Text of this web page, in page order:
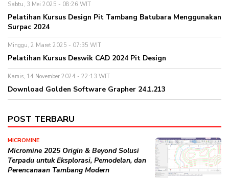
Sabtu, 3 Mei 2025 - 08:26 WIT
Pelatihan Kursus Design Pit Tambang Batubara Menggunakan
Surpac 2024
Minggu, 2 Maret 2025 - 07:35 WIT
Pelatihan Kursus Deswik CAD 2024 Pit Design
Kamis, 14 November 2024 - 22:13 WIT
Download Golden Software Grapher 24.1.213
POST TERBARU
MICROMINE
Micromine 2025 Origin & Beyond Solusi
Terpadu untuk Eksplorasi, Pemodelan, dan
Perencanaan Tambang Modern